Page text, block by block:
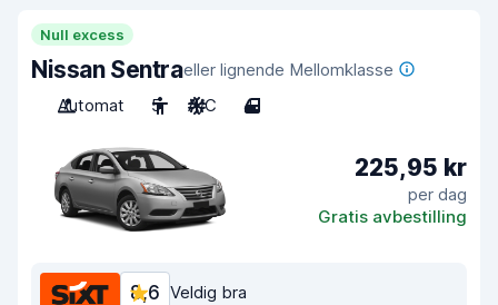
Null excess
Nissan Sentraeller lignende Mellomklasse
Automat
5 A/C 4
225,95 kr
per dag
Gratis avbestilling
8,6 Veldig bra